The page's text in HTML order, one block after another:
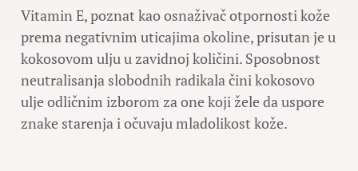
Vitamin E, poznat kao osnaživač otpornosti kože
prema negativnim uticajima okoline, prisutan je u
kokosovom ulju u zavidnoj količini. Sposobnost
neutralisanja slobodnih radikala čini kokosovo
ulje odličnim izborom za one koji žele da uspore
znake starenja i očuvaju mladolikost kože.